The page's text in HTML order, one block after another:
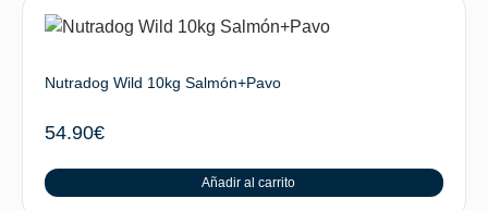
Nutradog Wild 10kg Salmón+Pavo
54.90€
Añadir al carrito